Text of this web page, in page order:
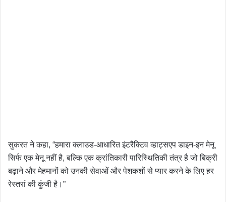
सुकरत ने कहा, “हमारा क्लाउड-आधारित इंटरैक्टिव व्हाट्सएप डाइन-इन मेनू
सिर्फ एक मेनू नहीं है, बल्कि एक क्रांतिकारी पारिस्थितिकी तंत्र है जो बिक्री
बढ़ाने और मेहमानों को उनकी सेवाओं और पेशकशों से प्यार करने के लिए हर
रेस्तरां की कुंजी है।”